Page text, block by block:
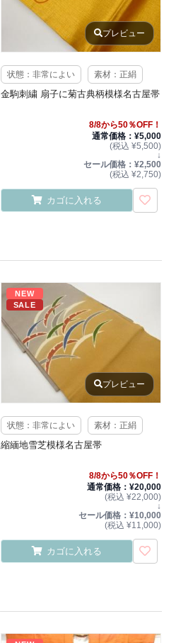
プレビュー
状態：非常によい 素材：正絹
金駒刺繍 扇子に菊古典柄模様名古屋帯
8/8から50％OFF！
通常価格：¥5,000
(税込 ¥5,500)
↓
セール価格：¥2,500
(税込 ¥2,750)
カゴに入れる
NEW
SALE
プレビュー
状態：非常によい 素材：正絹
縮緬地雪芝模様名古屋帯
8/8から50％OFF！
通常価格：¥20,000
(税込 ¥22,000)
↓
セール価格：¥10,000
(税込 ¥11,000)
カゴに入れる